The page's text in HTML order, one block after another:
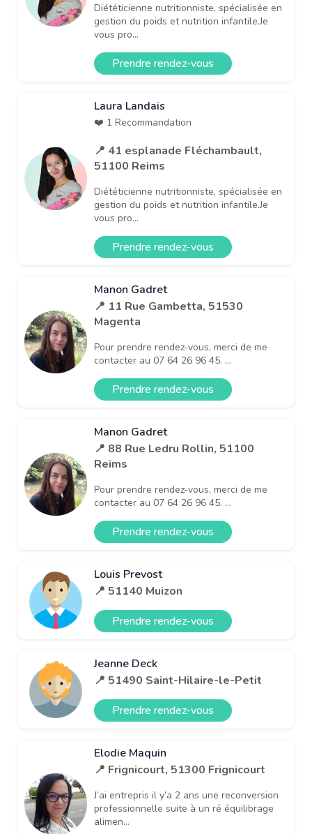
Diététicienne nutritionniste, spécialisée en
gestion du poids et nutrition infantile.Je
vous pro...
Prendre rendez-vous
Laura Landais
❤️ 1 Recommandation
📍 41 esplanade Fléchambault,
51100 Reims
Diététicienne nutritionniste, spécialisée en
gestion du poids et nutrition infantile.Je
vous pro...
Prendre rendez-vous
Manon Gadret
📍 11 Rue Gambetta, 51530
Magenta
Pour prendre rendez-vous, merci de me
contacter au 07 64 26 96 45. ...
Prendre rendez-vous
Manon Gadret
📍 88 Rue Ledru Rollin, 51100
Reims
Pour prendre rendez-vous, merci de me
contacter au 07 64 26 96 45. ...
Prendre rendez-vous
Louis Prevost
📍 51140 Muizon
Prendre rendez-vous
Jeanne Deck
📍 51490 Saint-Hilaire-le-Petit
Prendre rendez-vous
Elodie Maquin
📍 Frignicourt, 51300 Frignicourt
J’ai entrepris il y’a 2 ans une reconversion
professionnelle suite à un ré équilibrage
alimen...